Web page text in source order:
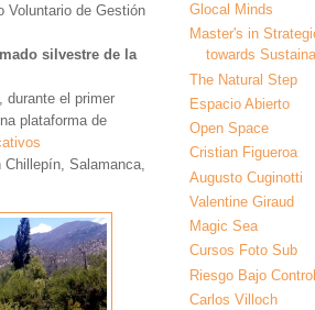
Voluntario de Gestión
silvestre de la
durante el primer
plataforma de
Salamanca,
Glocal Minds
Master's in
towards
The Natural Step
Espacio Abierto
Open Space
Cristian Figueroa
Augusto Cuginotti
Valentine Giraud
Magic Sea
Cursos Foto Sub
Riesgo Bajo Control
Carlos Villoch